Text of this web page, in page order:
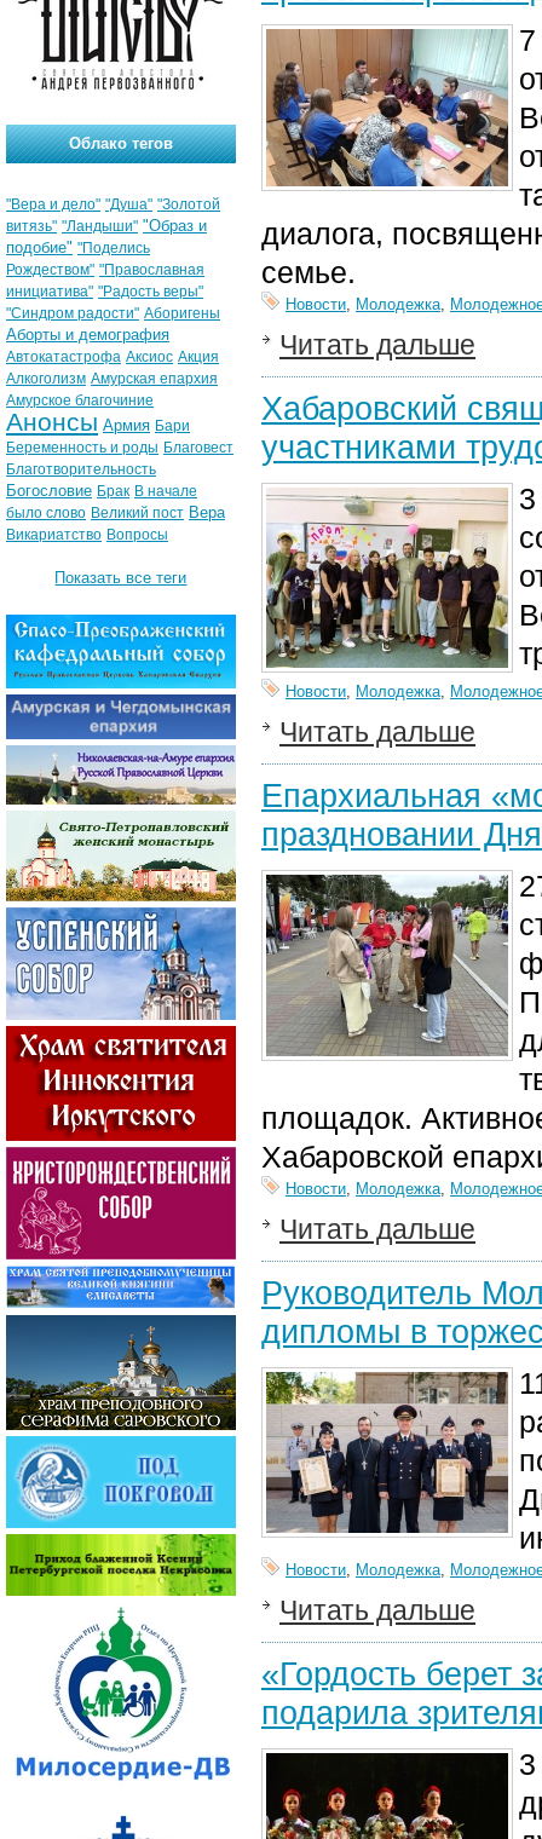
диалога,
семье.
Новости, Молодежка,
Читать дальше
Хабаровский
участниками
Новости, Молодежка,
Читать дальше
Епархиальная
праздновании
площадок.
Хабаровской
Новости, Молодежка,
Читать дальше
Руководитель
дипломы в
Новости, Молодежка,
Читать дальше
«Гордость берет
подарила
Облако тегов
"Вера и дело" "Душа" "Золотой
витязь" "Ландыши" "Образ и
подобие" "Поделись
Рождеством" "Православная
инициатива" "Радость веры"
"Синдром радости" Аборигены
Аборты и демография
Автокатастрофа Аксиос Акция
Алкоголизм Амурская епархия
Амурское благочиние
Анонсы Армия Бари
Беременность и роды Благовест
Благотворительность
Богословие Брак В начале
было слово Великий пост Вера
Викариатство Вопросы
Показать все теги